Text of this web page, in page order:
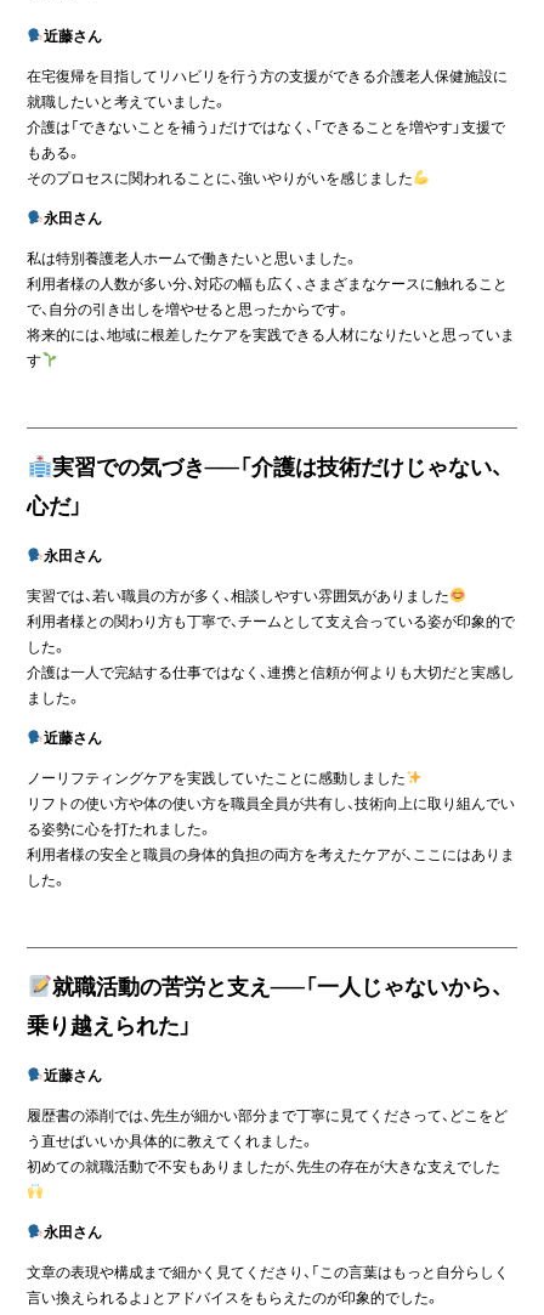
近藤さん
在宅復帰を目指してリハビリを行う方の支援ができる介護老人保健施設に
就職したいと考えていました。
介護は「できないことを補う」だけではなく、「できることを増やす」支援で
もある。
そのプロセスに関われることに、強いやりがいを感じました
永田さん
私は特別養護老人ホームで働きたいと思いました。
利用者様の人数が多い分、対応の幅も広く、さまざまなケースに触れること
で、自分の引き出しを増やせると思ったからです。
将来的には、地域に根差したケアを実践できる人材になりたいと思っていま
す
実習での気づき──「介護は技術だけじゃない、
心だ」
永田さん
実習では、若い職員の方が多く、相談しやすい雰囲気がありました
利用者様との関わり方も丁寧で、チームとして支え合っている姿が印象的で
した。
介護は一人で完結する仕事ではなく、連携と信頼が何よりも大切だと実感し
ました。
近藤さん
ノーリフティングケアを実践していたことに感動しました
リフトの使い方や体の使い方を職員全員が共有し、技術向上に取り組んでい
る姿勢に心を打たれました。
利用者様の安全と職員の身体的負担の両方を考えたケアが、ここにはありま
した。
就職活動の苦労と支え──「一人じゃないから、
乗り越えられた」
近藤さん
履歴書の添削では、先生が細かい部分まで丁寧に見てくださって、どこをど
う直せばいいか具体的に教えてくれました。
初めての就職活動で不安もありましたが、先生の存在が大きな支えでした
永田さん
文章の表現や構成まで細かく見てくださり、「この言葉はもっと自分らしく
言い換えられるよ」とアドバイスをもらえたのが印象的でした。